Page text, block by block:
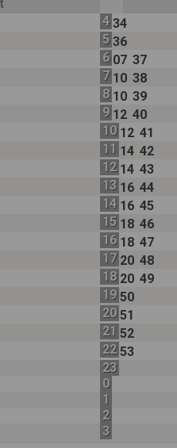
4 34
5 36
6 07 37
7 10 38
8 10 39
9 12 40
10 12 41
11 14 42
12 14 43
13 16 44
14 16 45
15 18 46
16 18 47
17 20 48
18 20 49
19 50
20 51
21 52
22 53
23
0
1
2
3